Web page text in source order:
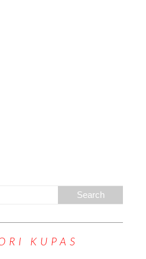
KUPAS